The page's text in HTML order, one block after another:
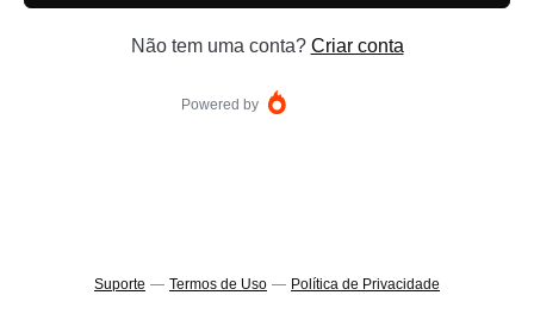
Não tem uma conta? Criar conta
Powered by
Suporte — Termos de Uso — Política de Privacidade